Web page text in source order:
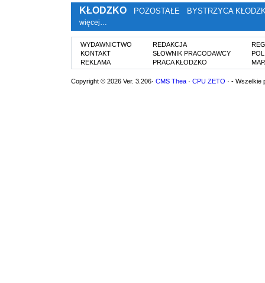
KŁODZKO POZOSTAŁE BYSTRZYCA
więcej…
WYDAWNICTWO
KONTAKT
REKLAMA
REDAKCJA
SŁOWNIK PRACODAWCY
PRACA KŁODZKO
Copyright © 2026 Ver. 3.206· CMS Thea · CPU ZETO · - Wszelkie